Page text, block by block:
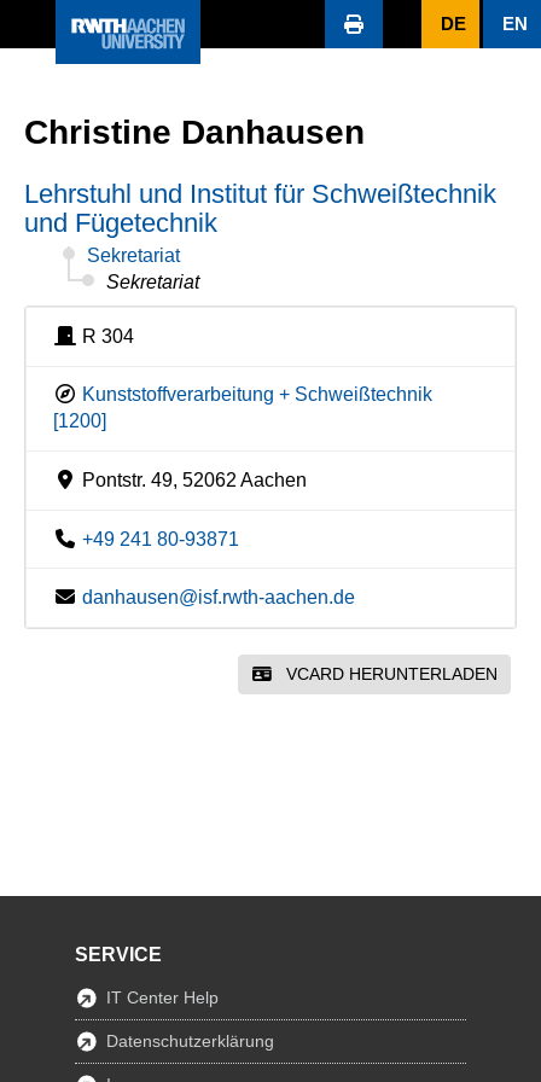
DE EN
Christine Danhausen
Lehrstuhl und Institut für Schweißtechnik
und Fügetechnik
Sekretariat
Sekretariat
R 304
Kunststoffverarbeitung + Schweißtechnik
[1200]
Pontstr. 49, 52062 Aachen
+49 241 80-93871
danhausen@isf.rwth-aachen.de
VCARD HERUNTERLADEN
SERVICE
IT Center Help
Datenschutzerklärung